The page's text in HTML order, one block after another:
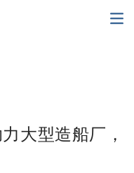
大型造船厂，